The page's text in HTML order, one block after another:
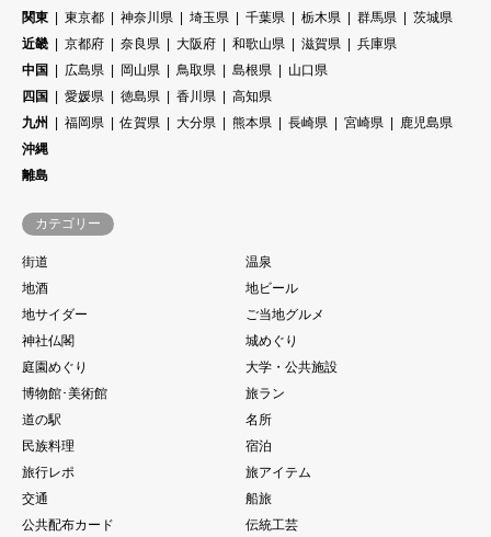
関東
東京都 神奈川県 埼玉県 千葉県 栃木県 群馬県
茨城県
近畿
京都府 奈良県 大阪府 和歌山県 滋賀県
兵庫県
中国
広島県 岡山県 鳥取県 島根県
山口県
四国
愛媛県 徳島県 香川県
高知県
九州
福岡県 佐賀県 大分県 熊本県 長崎県 宮崎県
鹿児島県
沖縄
離島
カテゴリー
街道
温泉
地酒
地ビール
地サイダー
ご当地グルメ
神社仏閣
城めぐり
庭園めぐり
大学・公共施設
博物館･美術館
旅ラン
道の駅
名所
民族料理
宿泊
旅行レポ
旅アイテム
交通
船旅
公共配布カード
伝統工芸